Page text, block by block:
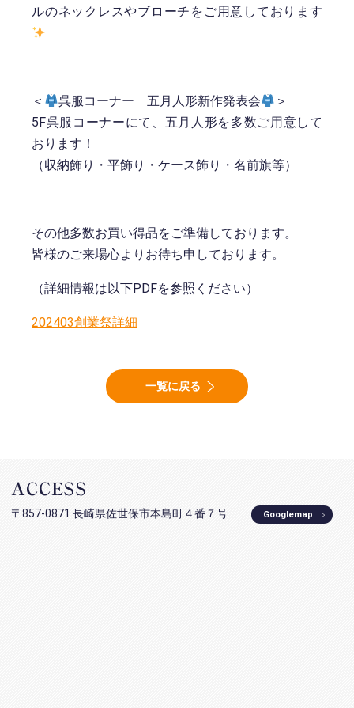
ルのネックレスやブローチをご用意しております
＜ 呉服コーナー 五月人形新作発表会
＞
5F呉服コーナーにて、五月人形を多数ご用意して
おります！
（収納飾り・平飾り・ケース飾り・名前旗等）
その他多数お買い得品をご準備しております。
皆様のご来場心よりお待ち申しております。
（詳細情報は以下PDFを参照ください）
202403創業祭詳細
一覧に戻る
ACCESS
〒857-0871 長崎県佐世保市本島町４番７号 Googlemap